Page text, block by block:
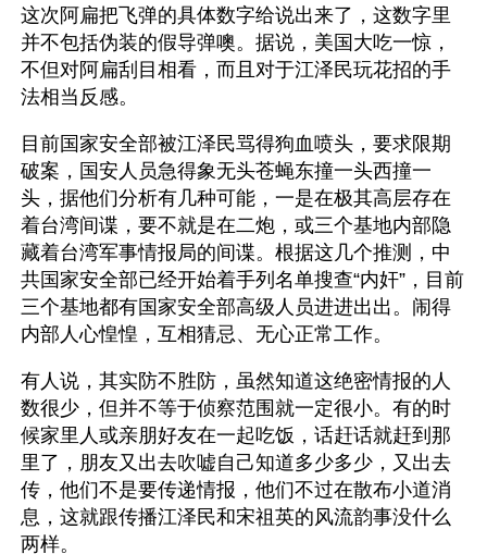
这次阿扁把飞弹的具体数字给说出来了，这数字里
并不包括伪装的假导弹噢。据说，美国大吃一惊，
不但对阿扁刮目相看，而且对于江泽民玩花招的手
法相当反感。
目前国家安全部被江泽民骂得狗血喷头，要求限期
破案，国安人员急得象无头苍蝇东撞一头西撞一
头，据他们分析有几种可能，一是在极其高层存在
着台湾间谍，要不就是在二炮，或三个基地内部隐
藏着台湾军事情报局的间谍。根据这几个推测，中
共国家安全部已经开始着手列名单搜查“内奸”，目前
三个基地都有国家安全部高级人员进进出出。闹得
内部人心惶惶，互相猜忌、无心正常工作。
有人说，其实防不胜防，虽然知道这绝密情报的人
数很少，但并不等于侦察范围就一定很小。有的时
候家里人或亲朋好友在一起吃饭，话赶话就赶到那
里了，朋友又出去吹嘘自己知道多少多少，又出去
传，他们不是要传递情报，他们不过在散布小道消
息，这就跟传播江泽民和宋祖英的风流韵事没什么
两样。